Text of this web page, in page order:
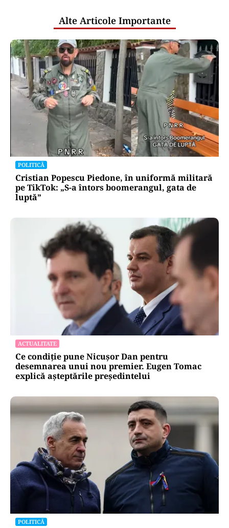
Alte Articole Importante
POLITICĂ
Cristian Popescu Piedone, în uniformă militară
pe TikTok: „S-a întors boomerangul, gata de
luptă”
ACTUALITATE
Ce condiție pune Nicușor Dan pentru
desemnarea unui nou premier. Eugen Tomac
explică așteptările președintelui
POLITICĂ